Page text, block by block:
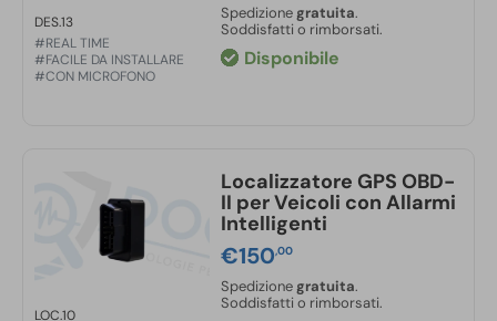
DES.13
#REAL TIME
#FACILE DA INSTALLARE
#CON MICROFONO
Spedizionegratuita.
Soddisfatti o rimborsati.
Disponibile
LOC.10
Localizzatore GPS OBD-
II per Veicoli con Allarmi
Intelligenti
€150,00
Spedizione gratuita.
Soddisfatti o rimborsati.